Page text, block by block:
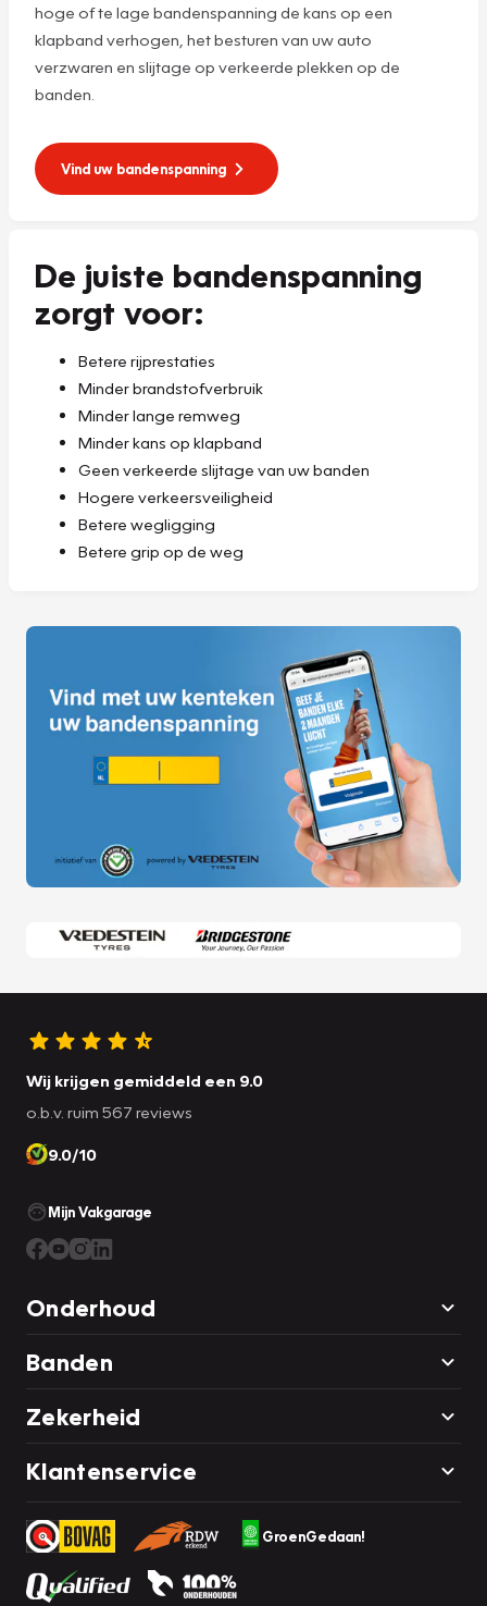
hoge of te lage bandenspanning de kans op een
klapband verhogen, het besturen van uw auto
verzwaren en slijtage op verkeerde plekken op de
banden.
Vind uw bandenspanning
De juiste bandenspanning
zorgt voor:
Betere rijprestaties
Minder brandstofverbruik
Minder lange remweg
Minder kans op klapband
Geen verkeerde slijtage van uw banden
Hogere verkeersveiligheid
Betere wegligging
Betere grip op de weg
Wij krijgen gemiddeld een 9.0
o.b.v. ruim 567 reviews
9.0/10
Mijn Vakgarage
Onderhoud
Banden
Zekerheid
Klantenservice
GroenGedaan!